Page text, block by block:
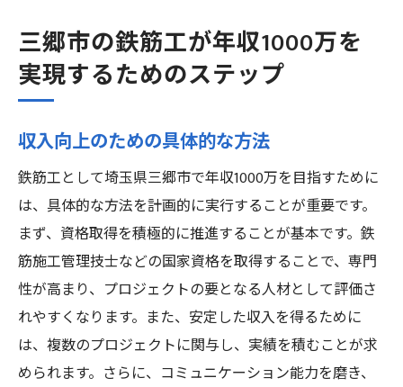
三郷市の鉄筋工が年収1000万を
実現するためのステップ
収入向上のための具体的な方法
鉄筋工として埼玉県三郷市で年収1000万を目指すために
は、具体的な方法を計画的に実行することが重要です。
まず、資格取得を積極的に推進することが基本です。鉄
筋施工管理技士などの国家資格を取得することで、専門
性が高まり、プロジェクトの要となる人材として評価さ
れやすくなります。また、安定した収入を得るために
は、複数のプロジェクトに関与し、実績を積むことが求
められます。さらに、コミュニケーション能力を磨き、